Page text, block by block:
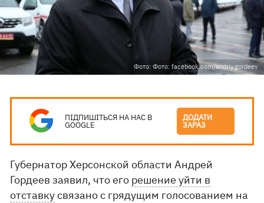
Фото: Фото: facebook.com/andriy.gordeev
ПІДПИШІТЬСЯ НА НАС В
GOOGLE
ДОДАТИ
ЗАРАЗ
Губернатор Херсонской области Андрей
Гордеев заявил, что его решение уйти в
отставкусвязано с грядущим голосованием на